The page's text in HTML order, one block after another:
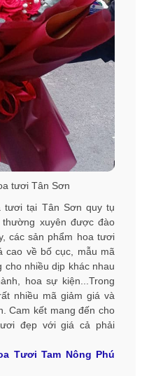
tươi Tân Sơn
tươi tại Tân Sơn quy tụ
xuyên được đào
các sản phẩm hoa tươi
cao về bố cục, mẫu mã
nhiều dịp khác nhau
hoa sự kiện...Trong
nhiều mã giảm giá và
Cam kết mang đến cho
đẹp với giá cả phải
Tươi Tam Nông Phú